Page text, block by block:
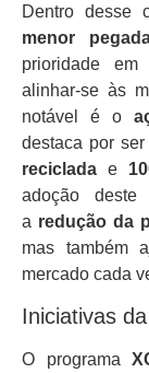
Dentro desse
menor
prioridade
alinhar-se às
notável é o
destaca por
reciclada e
adoção
a redução da
mas também
mercado cada
Iniciativas
O programa